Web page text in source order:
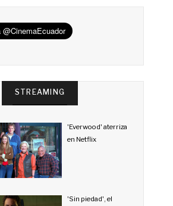
STREAMING
'Everwood' aterriza
en Netflix
'Sin piedad', el